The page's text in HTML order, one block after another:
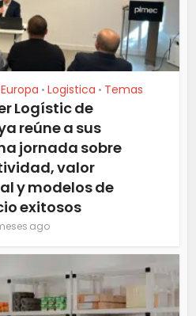
Europa • Logistica • Temas
Logístic de
reúne a sus
jornada sobre
valor
y modelos de
exitosos
ago